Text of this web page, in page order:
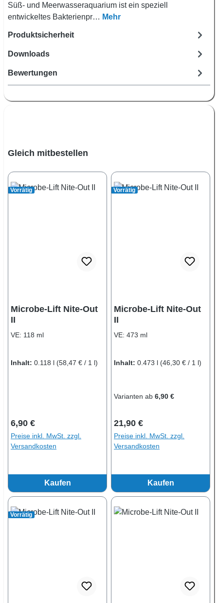
Süß- und Meerwasseraquarium ist ein speziell
entwickeltes Bakterienpr… Mehr
Produktsicherheit
Downloads
Bewertungen
Produktgalerie überspringen
Gleich mitbestellen
Vorrätig
Microbe-Lift Nite-Out
II
VE: 118 ml
Inhalt: 0.118 l (58,47 € / 1 l)
Regulärer Preis:
6,90 €
Preise inkl. MwSt. zzgl.
Versandkosten
Kaufen
Vorrätig
Microbe-Lift Nite-Out
II
VE: 473 ml
Inhalt: 0.473 l (46,30 € / 1 l)
Varianten ab 6,90 €
Regulärer Preis:
21,90 €
Preise inkl. MwSt. zzgl.
Versandkosten
Kaufen
Vorrätig